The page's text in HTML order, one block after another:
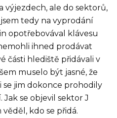
výjezdech, ale do sektorů,
tedy na vyprodání
opotřebovával klávesu
ihned prodávat
části hlediště přidávali v
muselo být jasné, že
jim dokonce prohodily
se objevil sektor J
kdo se přidá.